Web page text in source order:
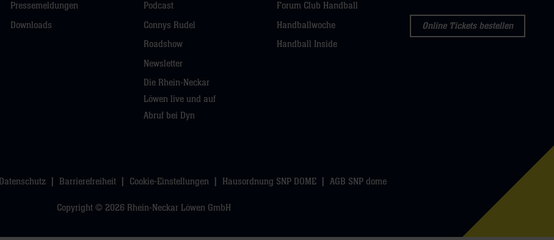
Pressemeldungen
Downloads
Podcast
Connys Rudel
Roadshow
Newsletter
Die Rhein-Neckar
Löwen live und auf
Abruf bei Dyn
Forum Club Handball
Handballwoche
Handball Inside
Online Tickets bestellen
Datenschutz Barrierefreiheit Cookie-Einstellungen Hausordnung SNP DOME AGB SNP dome
Copyright © 2026 Rhein-Neckar Löwen GmbH